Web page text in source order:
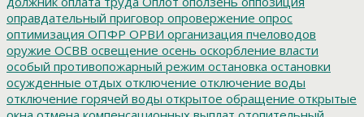
оправдательный приговор опровержение опрос
оптимизация ОПФР ОРВИ организация пчеловодов
оружие ОСВВ освещение осень оскорбление власти
особый противопожарный режим остановка остановки
осужденные отдых отключение отключение воды
отключение горячей воды открытое обращение открытые